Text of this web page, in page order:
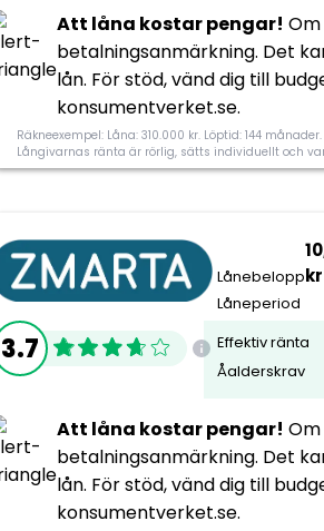
Information om Lendo
Utan UC
Svarer på ansökan
Att låna kostar pengar!
betalningsanmärkning. Det
lån. För stöd, vänd dig till
konsumentverket.se.
Räkneexempel: Låna: 310.000 kr. Löptid: 144
Långivarnas ränta är rörlig, sätts individuellt och
Information om Advisa
Utan UC
3.7
Lånebeloppkr
Låneperiod
Effektiv ränta
Åalderskrav
Att låna kostar pengar!
betalningsanmärkning. Det
lån. För stöd, vänd dig till
konsumentverket.se.